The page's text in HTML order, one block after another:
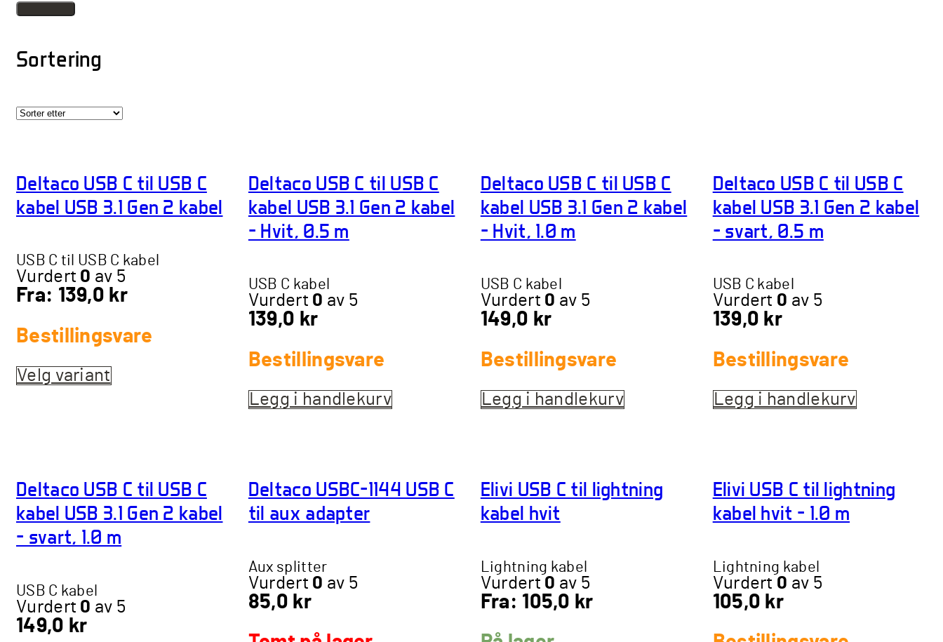
Sortering
Deltaco USB C til USB C
kabel USB 3.1 Gen 2 kabel
USB C til USB C kabel
Vurdert 0 av 5
Fra: 139,0 kr
Bestillingsvare
Velg variant
kan
velges
på
produktsiden
Deltaco USB C til USB C
kabel USB 3.1 Gen 2 kabel
– Hvit, 0.5 m
USB C kabel
Vurdert 0 av 5
139,0 kr
Bestillingsvare
Legg i handlekurv
Deltaco USB C til USB C
kabel USB 3.1 Gen 2 kabel
– Hvit, 1.0 m
USB C kabel
Vurdert 0 av 5
149,0 kr
Bestillingsvare
Legg i handlekurv
Deltaco USB C til USB C
kabel USB 3.1 Gen 2 kabel
– svart, 0.5 m
USB C kabel
Vurdert 0 av 5
139,0 kr
Bestillingsvare
Legg i handlekurv
Deltaco USB C til USB C
kabel USB 3.1 Gen 2 kabel
– svart, 1.0 m
USB C kabel
Vurdert 0 av 5
149,0 kr
Deltaco USBC-1144 USB C
til aux adapter
Aux splitter
Vurdert 0 av 5
85,0 kr
Elivi USB C til lightning
kabel hvit
Lightning kabel
Vurdert 0 av 5
Fra: 105,0 kr
Elivi USB C til lightning
kabel hvit – 1.0 m
Lightning kabel
Vurdert 0 av 5
105,0 kr